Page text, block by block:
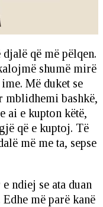
që më pëlqen.
shumë mirë
Më duket se
mblidhemi bashkë,
ai e kupton këtë,
që e kuptoj. Të
më me ta, sepse
ndiej se ata duan
më parë kanë